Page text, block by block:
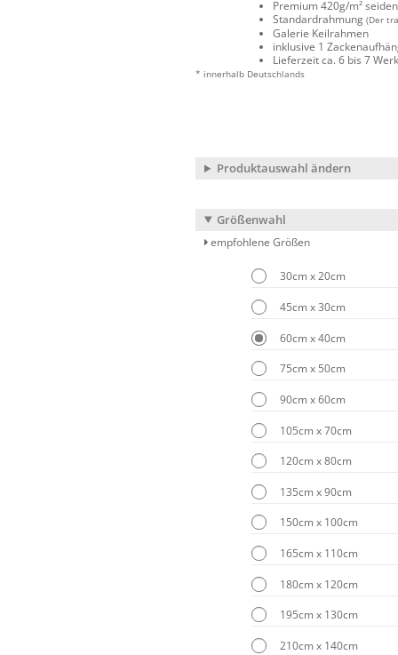
Premium 420g/m²
Standardrahmung (Der
Galerie Keilrahmen
inklusive 1
Lieferzeit ca. 6 bis 7
* innerhalb Deutschlands
Produktauswahl ändern
Größenwahl
empfohlene Größen
30cm x 20cm
45cm x 30cm
60cm x 40cm
75cm x 50cm
90cm x 60cm
105cm x 70cm
120cm x 80cm
135cm x 90cm
150cm x 100cm
165cm x 110cm
180cm x 120cm
195cm x 130cm
210cm x 140cm